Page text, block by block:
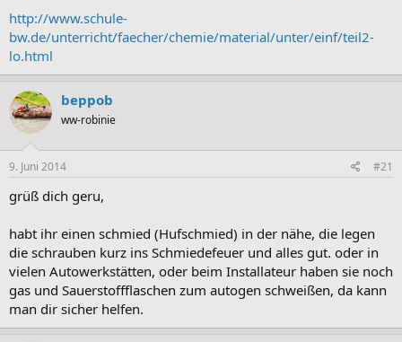
http://www.schule-
bw.de/unterricht/faecher/chemie/material/unter/einf/teil2-
lo.html
beppob
ww-robinie
9. Juni 2014 #21
grüß dich geru,
habt ihr einen schmied (Hufschmied) in der nähe, die legen
die schrauben kurz ins Schmiedefeuer und alles gut. oder in
vielen Autowerkstätten, oder beim Installateur haben sie noch
gas und Sauerstoffflaschen zum autogen schweißen, da kann
man dir sicher helfen.